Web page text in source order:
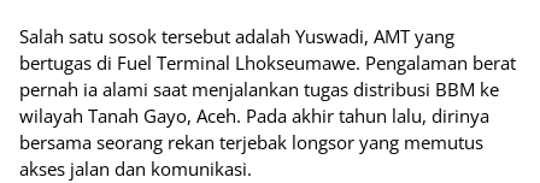
Salah satu sosok tersebut adalah Yuswadi, AMT yang
bertugas di Fuel Terminal Lhokseumawe. Pengalaman berat
pernah ia alami saat menjalankan tugas distribusi BBM ke
wilayah Tanah Gayo, Aceh. Pada akhir tahun lalu, dirinya
bersama seorang rekan terjebak longsor yang memutus
akses jalan dan komunikasi.